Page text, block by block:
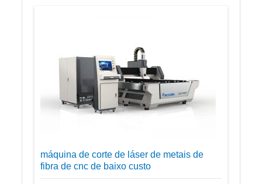
máquina de corte de láser de metais de
fibra de cnc de baixo custo